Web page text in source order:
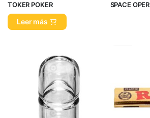
TOKER POKER
Leer más
SPACE